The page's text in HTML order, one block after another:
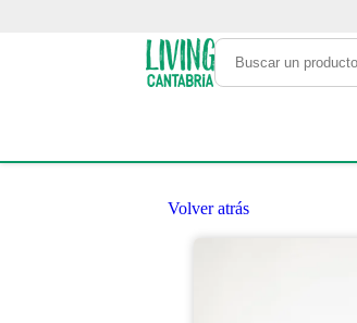
Volver atrás